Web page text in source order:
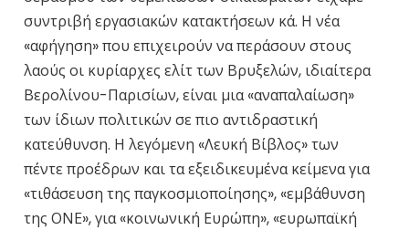
συντριβή εργασιακών κατακτήσεων κά. Η νέα
«αφήγηση» που επιχειρούν να περάσουν στους
λαούς οι κυρίαρχες ελίτ των Βρυξελών, ιδιαίτερα
Βερολίνου-Παρισίων, είναι μια «αναπαλαίωση»
των ίδιων πολιτικών σε πιο αντιδραστική
κατεύθυνση. Η λεγόμενη «Λευκή Βίβλος» των
πέντε προέδρων και τα εξειδικευμένα κείμενα για
«τιθάσευση της παγκοσμιοποίησης», «εμβάθυνση
της ΟΝΕ», για «κοινωνική Ευρώπη», «ευρωπαϊκή